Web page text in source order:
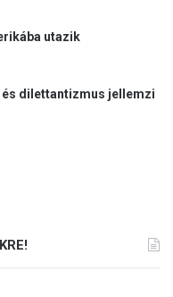
utazik
és dilettantizmus jellemzi